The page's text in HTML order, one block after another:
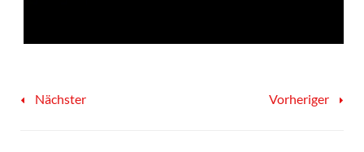
Nächster Vorheriger